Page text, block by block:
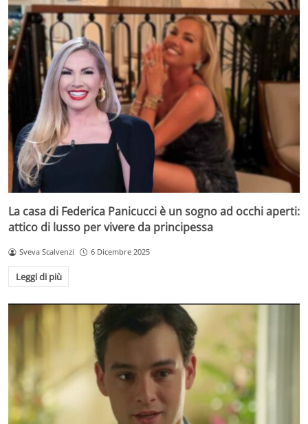
La casa di Federica Panicucci è un sogno ad occhi aperti:
attico di lusso per vivere da principessa
Sveva Scalvenzi 6 Dicembre 2025
Leggi di più